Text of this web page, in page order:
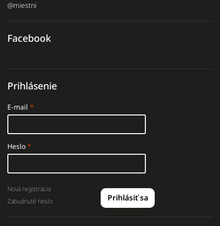
@miestni
Facebook
Prihlásenie
E-mail
Heslo
Prihlásiť sa
Nová registrácia
Zabudnuté heslo